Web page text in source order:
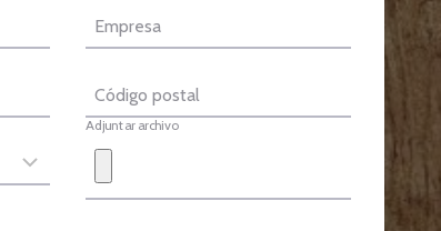
Empresa
Código postal
Adjuntar archivo